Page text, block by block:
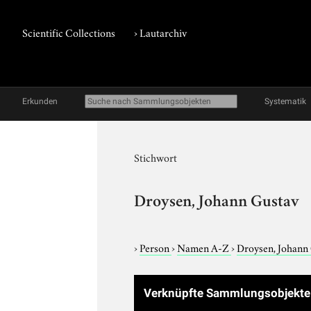
Scientific Collections ›Lautarchiv
Erkunden Systematik
Stichwort
Droysen, Johann Gustav
›Person›Namen A-Z›Droysen,
Verknüpfte Sammlungsobjekte